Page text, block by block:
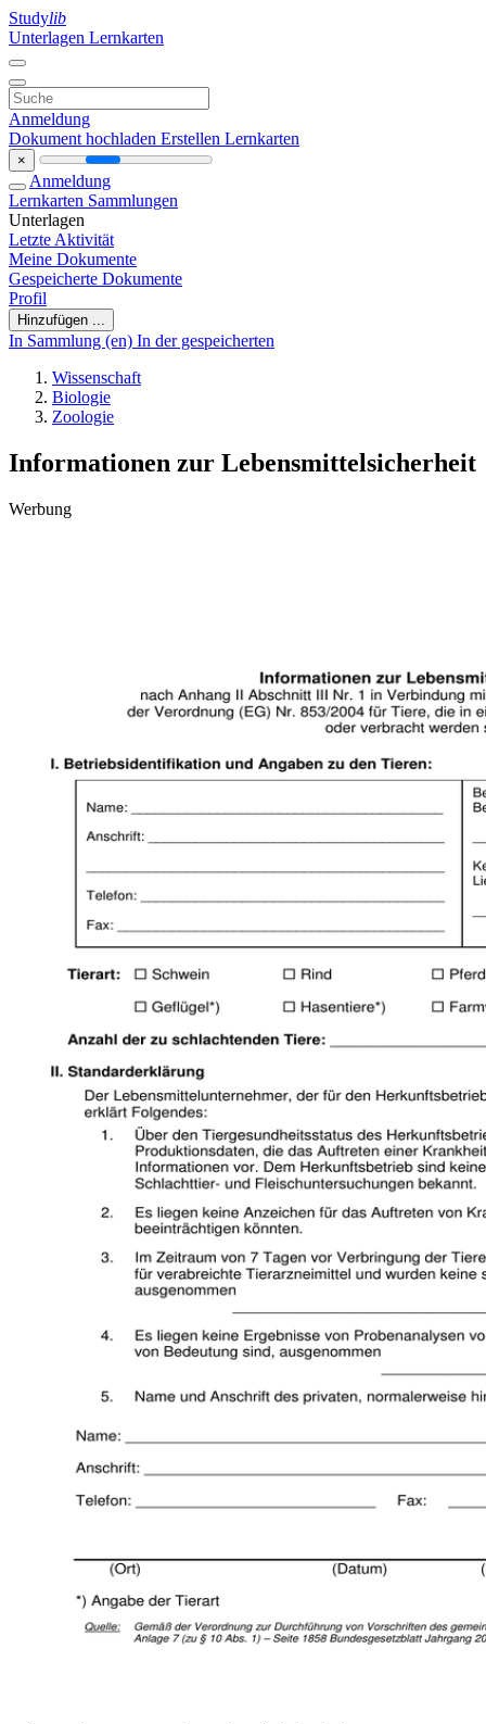
Studylib
Unterlagen Lernkarten
Anmeldung
Dokument hochladen Erstellen Lernkarten
×
Anmeldung
Lernkarten Sammlungen
Unterlagen
Letzte Aktivität
Meine Dokumente
Gespeicherte Dokumente
Profil
Hinzufügen ...
In Sammlung (en) In der gespeicherten
Wissenschaft
Biologie
Zoologie
Informationen zur Lebensmittelsicherheit
Werbung